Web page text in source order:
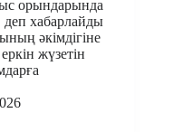
орындарында
хабарлайды
әкімдігіне
жүзетін